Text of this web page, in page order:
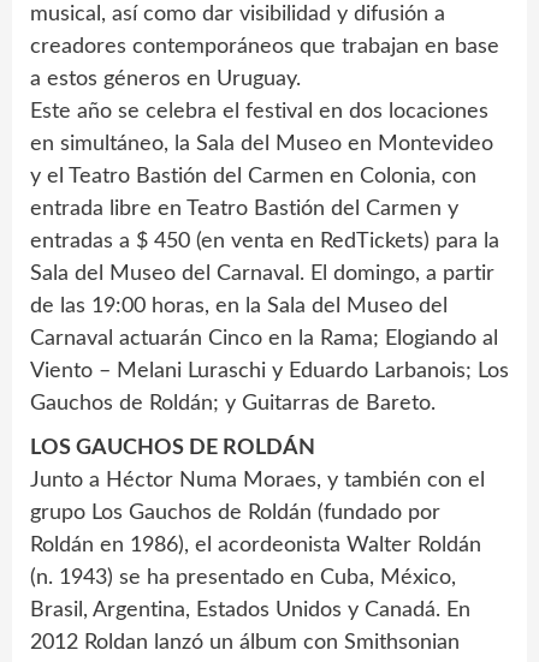
musical, así como dar visibilidad y difusión a
creadores contemporáneos que trabajan en base
a estos géneros en Uruguay.
Este año se celebra el festival en dos locaciones
en simultáneo, la Sala del Museo en Montevideo
y el Teatro Bastión del Carmen en Colonia, con
entrada libre en Teatro Bastión del Carmen y
entradas a $ 450 (en venta en RedTickets) para la
Sala del Museo del Carnaval. El domingo, a partir
de las 19:00 horas, en la Sala del Museo del
Carnaval actuarán Cinco en la Rama; Elogiando al
Viento – Melani Luraschi y Eduardo Larbanois; Los
Gauchos de Roldán; y Guitarras de Bareto.
LOS GAUCHOS DE ROLDÁN
Junto a Héctor Numa Moraes, y también con el
grupo Los Gauchos de Roldán (fundado por
Roldán en 1986), el acordeonista Walter Roldán
(n. 1943) se ha presentado en Cuba, México,
Brasil, Argentina, Estados Unidos y Canadá. En
2012 Roldan lanzó un álbum con Smithsonian